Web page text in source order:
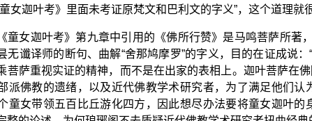
女迦叶考》里面未考证原梵文和巴利文的字义”，这个道理就
童女迦叶考》第九章中引用的《佛所行赞》是马鸣菩萨所著
无谶译师的断句、曲解“舍那鸠摩罗”的字义，目的在证成说
菩萨重视实证的精神，而不是在出家的表相上。迦叶菩萨在
派佛教的遗绪，以及近代佛教学术研究者，为了满足他们
童女带领五百比丘游化四方，因此想尽办法要将童女迦叶